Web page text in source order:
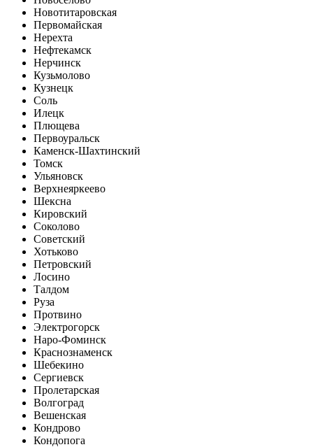
Новотитаровская
Первомайская
Нерехта
Нефтекамск
Нерчинск
Кузьмолово
Кузнецк
Соль
Илецк
Плющева
Первоуральск
Каменск-Шахтинский
Томск
Ульяновск
Верхнеяркеево
Шексна
Кировский
Соколово
Советский
Хотьково
Петровский
Лосино
Талдом
Руза
Протвино
Электрогорск
Наро-Фоминск
Краснознаменск
Шебекино
Сергиевск
Пролетарская
Волгоград
Вешенская
Кондрово
Кондопога